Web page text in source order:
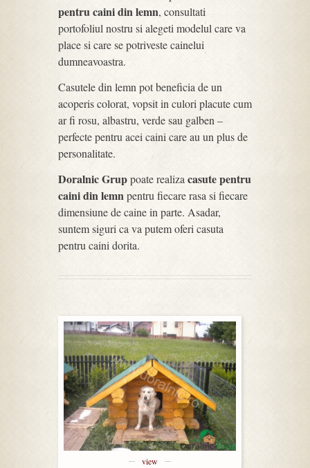
pentru caini din lemn, consultati
portofoliul nostru si alegeti modelul care va
place si care se potriveste cainelui
dumneavoastra.
Casutele din lemn pot beneficia de un
acoperis colorat, vopsit in culori placute cum
ar fi rosu, albastru, verde sau galben –
perfecte pentru acei caini care au un plus de
personalitate.
Doralnic Gruppoate realizacasute pentru
caini din lemnpentru fiecare rasa si fiecare
dimensiune de caine in parte. Asadar,
suntem siguri ca va putem oferi casuta
pentru caini dorita.
view